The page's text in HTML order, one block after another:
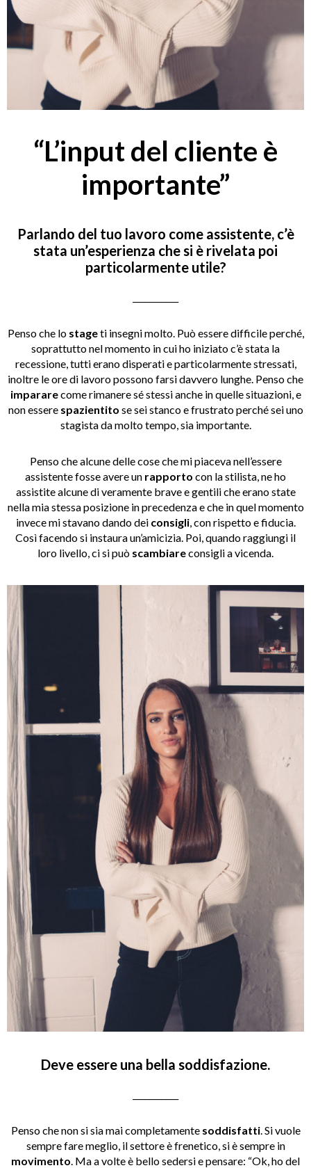
“L’input del cliente è
importante”
Parlando del tuo lavoro come assistente, c’è
stata un’esperienza che si è rivelata poi
particolarmente utile?
Penso che lo stageti insegni molto. Può essere difficile perché,
soprattutto nel momento in cui ho iniziato c’è stata la
recessione, tutti erano disperati e particolarmente stressati,
inoltre le ore di lavoro possono farsi davvero lunghe. Penso che
impararecome rimanere sé stessi anche in quelle situazioni, e
non essere spazientito se sei stanco e frustrato perché sei uno
stagista da molto tempo, sia importante.
Penso che alcune delle cose che mi piaceva nell’essere
assistente fosse avere un rapporto con la stilista, ne ho
assistite alcune di veramente brave e gentili che erano state
nella mia stessa posizione in precedenza e che in quel momento
invece mi stavano dando dei consigli, con rispetto e fiducia.
Così facendo si instaura un’amicizia. Poi, quando raggiungi il
loro livello, ci si può scambiareconsigli a vicenda.
Deve essere una bella soddisfazione.
Penso che non si sia mai completamente soddisfatti. Si vuole
sempre fare meglio, il settore è frenetico, si è sempre in
movimento. Ma a volte è bello sedersi e pensare: “Ok, ho del